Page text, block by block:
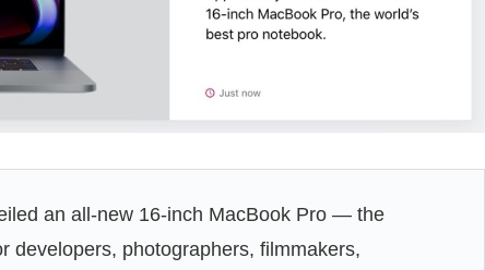
an all-new 16-inch MacBook Pro — the
developers, photographers, filmmakers,